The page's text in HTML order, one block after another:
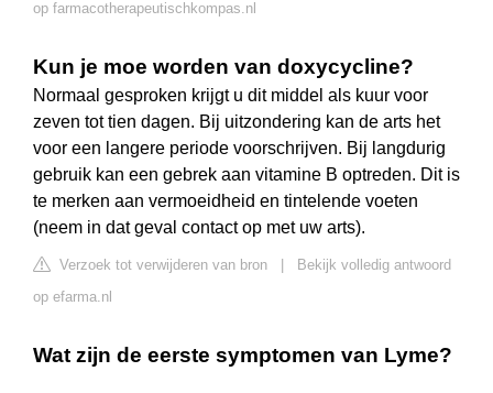
op farmacotherapeutischkompas.nl
Kun je moe worden van doxycycline?
Normaal gesproken krijgt u dit middel als kuur voor
zeven tot tien dagen. Bij uitzondering kan de arts het
voor een langere periode voorschrijven. Bij langdurig
gebruik kan een gebrek aan vitamine B optreden. Dit is
te merken aan vermoeidheid en tintelende voeten
(neem in dat geval contact op met uw arts).
Verzoek tot verwijderen van bron
Bekijk volledig antwoord
op efarma.nl
Wat zijn de eerste symptomen van Lyme?